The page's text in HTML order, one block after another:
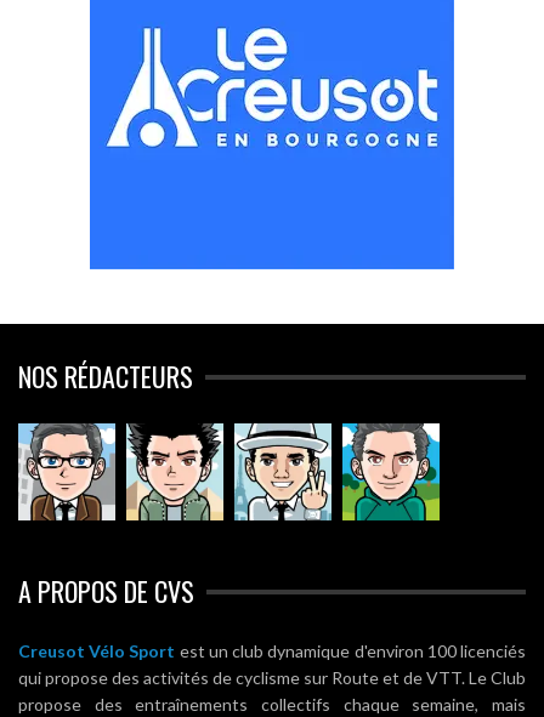
NOS RÉDACTEURS
A PROPOS DE CVS
Creusot Vélo Sport est un club dynamique d'environ 100 licenciés
qui propose des activités de cyclisme sur Route et de VTT. Le Club
propose des entraînements collectifs chaque semaine, mais